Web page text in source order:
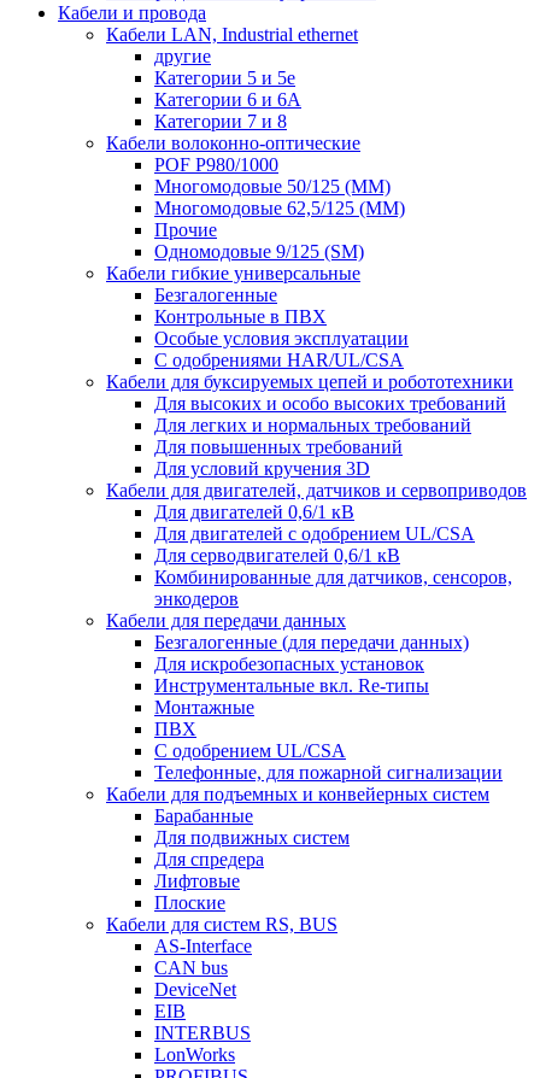
Кабели и провода
Кабели LAN, Industrial ethernet
другие
Категории 5 и 5е
Категории 6 и 6A
Категории 7 и 8
Кабели волоконно-оптические
POF P980/1000
Многомодовые 50/125 (ММ)
Многомодовые 62,5/125 (ММ)
Прочие
Одномодовые 9/125 (SM)
Кабели гибкие универсальные
Безгалогенные
Контрольные в ПВХ
Особые условия эксплуатации
С одобрениями HAR/UL/CSA
Кабели для буксируемых цепей и робототехники
Для высоких и особо высоких требований
Для легких и нормальных требований
Для повышенных требований
Для условий кручения 3D
Кабели для двигателей, датчиков и сервоприводов
Для двигателей 0,6/1 кВ
Для двигателей с одобрением UL/CSA
Для серводвигателей 0,6/1 кВ
Комбинированные для датчиков, cенсоров,
энкодеров
Кабели для передачи данных
Безгалогенные (для передачи данных)
Для искробезопасных установок
Инструментальные вкл. Re-типы
Монтажные
ПВХ
С одобрением UL/CSA
Телефонные, для пожарной сигнализации
Кабели для подъемных и конвейерных систем
Барабанные
Для подвижных систем
Для спредера
Лифтовые
Плоские
Кабели для систем RS, BUS
AS-Interface
CAN bus
DeviceNet
EIB
INTERBUS
LonWorks